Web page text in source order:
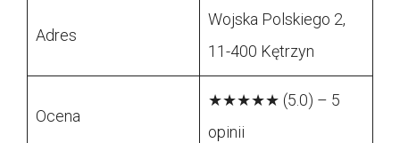
Adres
Wojska Polskiego 2,
11-400 Kętrzyn
Ocena
★★★★★ (5.0) – 5
opinii